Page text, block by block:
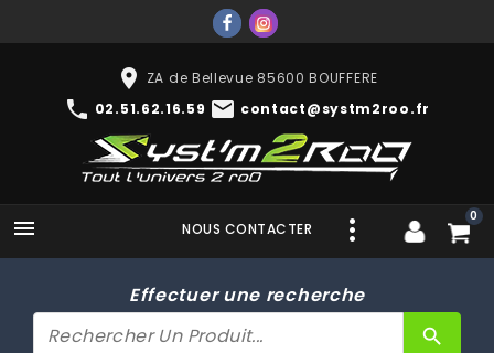
place ZA de Bellevue 85600 BOUFFERE
phone 02.51.62.16.59 mail contact@systm2roo.fr
 0
NOUS CONTACTER
Effectuer une recherche
search